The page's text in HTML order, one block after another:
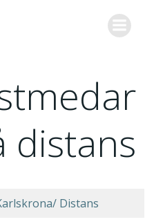
distans
Distans